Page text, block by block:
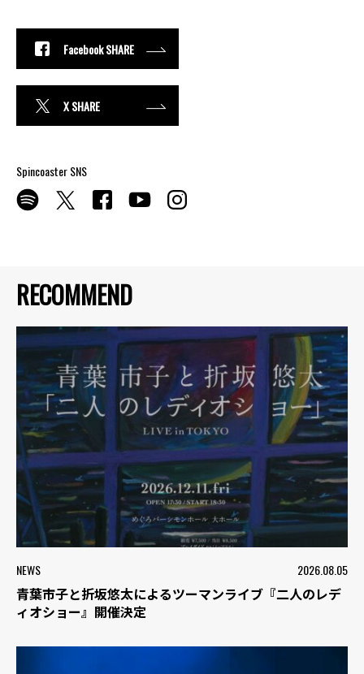
RECOMMEND
NEWS 2026.08.05
青葉市子と折坂悠太によるツーマンライブ『二人のレデ
ィオショー』開催決定
Facebook SHARE
X SHARE
Spincoaster SNS